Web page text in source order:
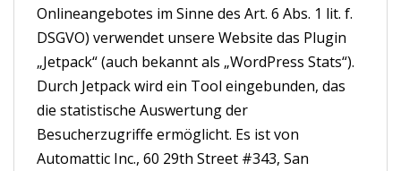
Onlineangebotes im Sinne des Art. 6 Abs. 1 lit. f.
DSGVO) verwendet unsere Website das Plugin
„Jetpack“ (auch bekannt als „WordPress Stats“).
Durch Jetpack wird ein Tool eingebunden, das
die statistische Auswertung der
Besucherzugriffe ermöglicht. Es ist von
Automattic Inc., 60 29th Street #343, San